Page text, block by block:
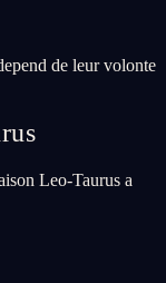
de leur volonte
Leo-Taurus a